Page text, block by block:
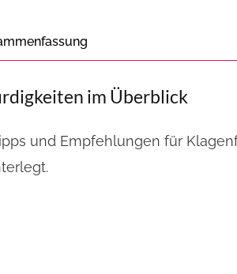
im Überblick
und Empfehlungen für